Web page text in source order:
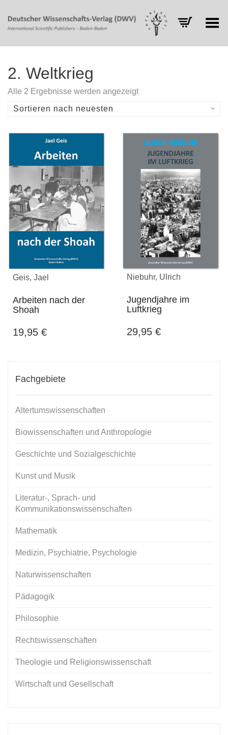
Toggle Menu
2. Weltkrieg
Alle 2 Ergebnisse werden angezeigtNach
Sortieren nach neuesten
Geis, Jael
Arbeiten nach der
Shoah
19,95 €
Niebuhr, Ulrich
Jugendjahre im
Luftkrieg
29,95 €
Fachgebiete
Altertumswissenschaften
Biowissenschaften und Anthropologie
Geschichte und Sozialgeschichte
Kunst und Musik
Literatur-, Sprach- und
Kommunikationswissenschaften
Mathematik
Medizin, Psychiatrie, Psychologie
Naturwissenschaften
Pädagogik
Philosophie
Rechtswissenschaften
Theologie und Religionswissenschaft
Wirtschaft und Gesellschaft